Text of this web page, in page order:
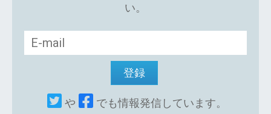
い。
や でも情報発信しています。